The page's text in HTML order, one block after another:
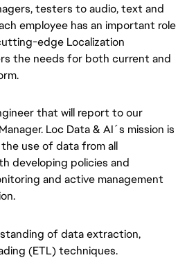
testers to audio, text and
employee has an important role
edge Localization
the needs for both current and
that will report to our
Loc Data & AI´s mission is
use of data from all
developing policies and
and active management
of data extraction,
(ETL) techniques.